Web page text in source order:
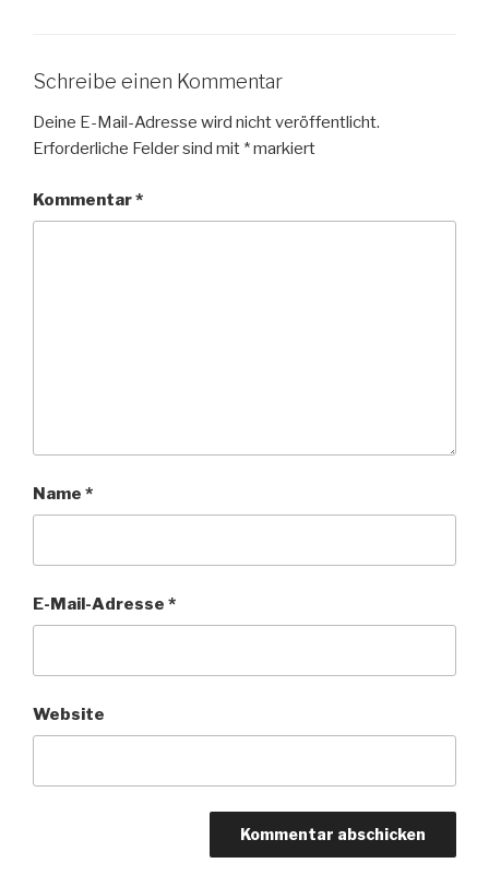
Schreibe einen Kommentar
Deine E-Mail-Adresse wird nicht veröffentlicht.
Erforderliche Felder sind mit *markiert
Kommentar*
Name *
E-Mail-Adresse *
Website